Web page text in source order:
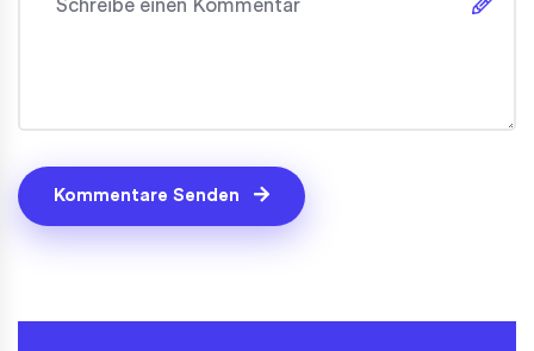
Kommentare Senden